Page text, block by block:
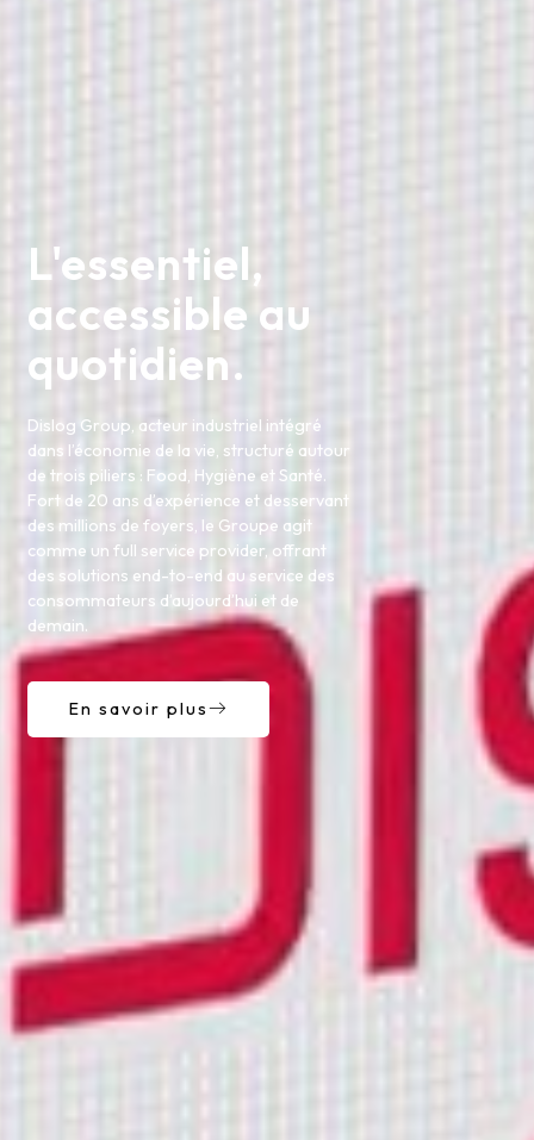
L'essentiel,
accessible au
quotidien.
Dislog Group, acteur industriel intégré
dans l’économie de la vie, structuré autour
de trois piliers : Food, Hygiène et Santé.
Fort de 20 ans d’expérience et desservant
des millions de foyers, le Groupe agit
comme un full service provider, offrant
des solutions end-to-end au service des
consommateurs d’aujourd’hui et de
demain.
En savoir plus